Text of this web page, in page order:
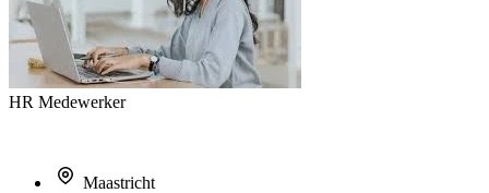
HR Medewerker
Maastricht